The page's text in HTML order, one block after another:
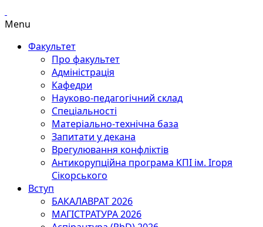
Menu
Факультет
Про факультет
Адміністрація
Кафедри
Науково-педагогічний склад
Спеціальності
Матеріально-технічна база
Запитати у декана
Врегулювання конфліктів
Антикорупційна програма КПІ ім. Ігоря
Сікорського
Вступ
БАКАЛАВРАТ 2026
МАГІСТРАТУРА 2026